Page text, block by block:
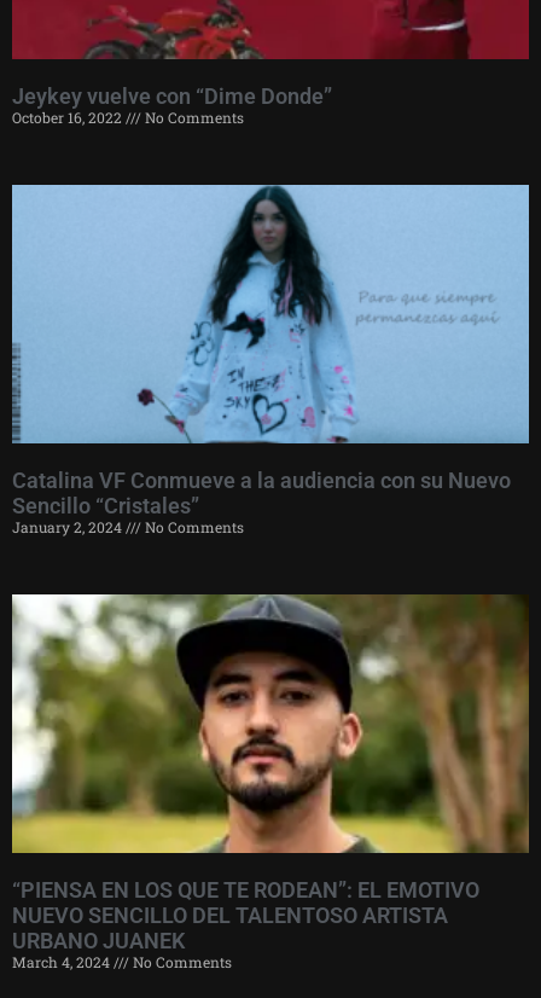
Jeykey vuelve con “Dime Donde”
October 16, 2022 No Comments
Catalina VF Conmueve a la audiencia con su Nuevo
Sencillo “Cristales”
January 2, 2024 No Comments
“PIENSA EN LOS QUE TE RODEAN”: EL EMOTIVO
NUEVO SENCILLO DEL TALENTOSO ARTISTA
URBANO JUANEK
March 4, 2024 No Comments